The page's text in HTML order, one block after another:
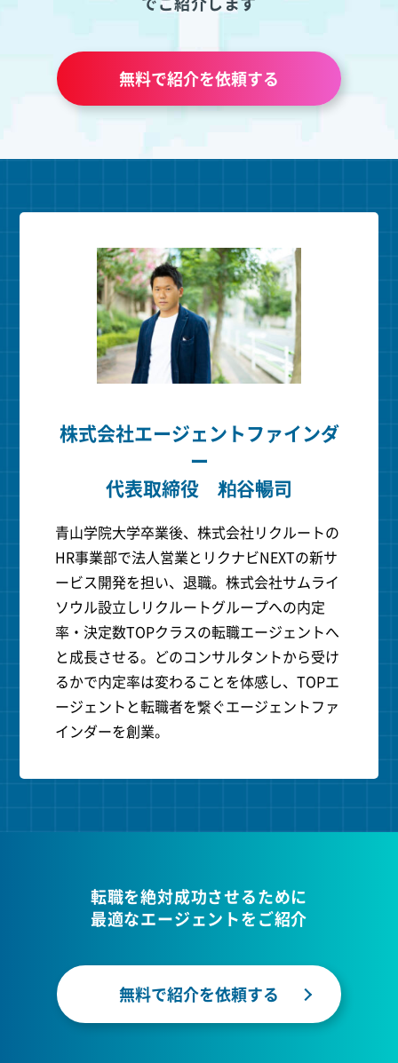
無料で紹介を依頼する
株式会社エージェントファインダ
ー
代表取締役 粕谷暢司
青山学院大学卒業後、株式会社リクルートの
HR事業部で法人営業とリクナビNEXTの新サ
ービス開発を担い、退職。株式会社サムライ
ソウル設立しリクルートグループへの内定
率・決定数TOPクラスの転職エージェントへ
と成長させる。どのコンサルタントから受け
るかで内定率は変わることを体感し、TOPエ
ージェントと転職者を繋ぐエージェントファ
インダーを創業。
転職を絶対成功させるために
最適なエージェントをご紹介
無料で紹介を依頼する